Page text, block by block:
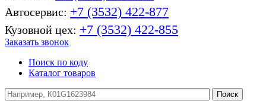
Автосервис: +7 (3532) 422-877
Кузовной цех: +7 (3532) 422-855
Заказать звонок
Поиск по коду
Каталог товаров